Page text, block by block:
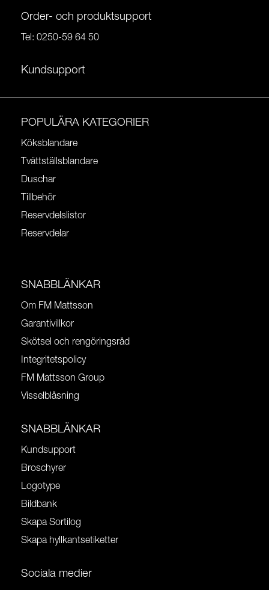
Order- och produktsupport
Tel: 0250-59 64 50
Kundsupport
POPULÄRA KATEGORIER
Köksblandare
Tvättställsblandare
Duschar
Tillbehör
Reservdelslistor
Reservdelar
SNABBLÄNKAR
Om FM Mattsson
Garantivillkor
Skötsel och rengöringsråd
Integritetspolicy
FM Mattsson Group
Visselblåsning
SNABBLÄNKAR
Kundsupport
Broschyrer
Logotype
Bildbank
Skapa Sortilog
Skapa hyllkantsetiketter
Sociala medier